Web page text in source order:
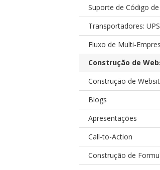
Suporte de Código
Transportadores:
Fluxo de Multi-
Construção de
Construção de
Blogs
Apresentações
Call-to-Action
Construção de